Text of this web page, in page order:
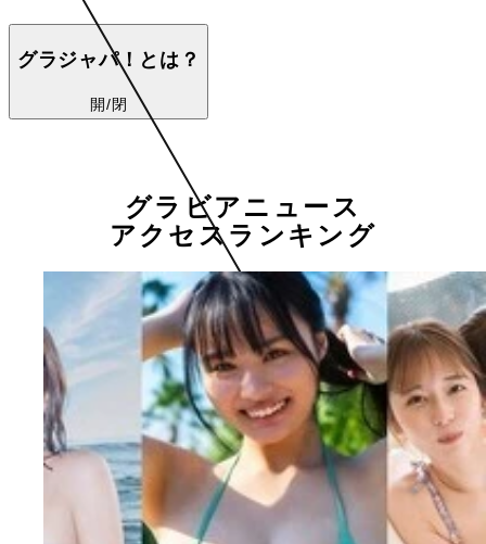
グラジャパ！とは？
開/閉
グラビアニュース
アクセスランキング